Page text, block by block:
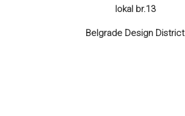
lokal br.13
Belgrade Design District